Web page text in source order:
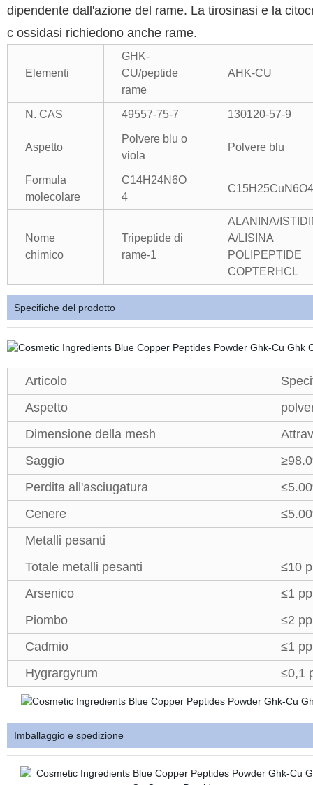
dipendente dall'azione del rame. La tirosinasi e la
c ossidasi richiedono anche rame.
Elementi
GHK-
CU/peptide
rame
AHK-CU
N. CAS 49557-75-7 130120-57-9
Aspetto
Polvere blu o
viola
Polvere blu
Formula
molecolare
C14H24N6O
4
C15H25CuN6O4
Nome
chimico
Tripeptide di
rame-1
ALANINA/
A/LISINA
POLIPEPTIDE
COPTERHCL
Specifiche del prodotto
Articolo
Aspetto
Dimensione della mesh
Saggio
Perdita all'asciugatura
Cenere
Metalli pesanti
Totale metalli pesanti
≤10
Arsenico
≤1
Piombo
≤2
Cadmio
≤1
Hygrargyrum
≤0,1
Imballaggio e spedizione